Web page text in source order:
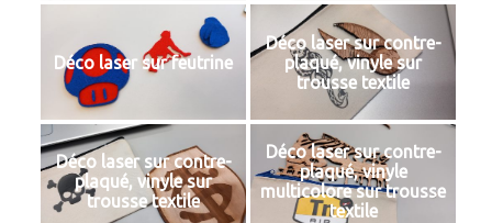
Déco laser sur feutrine
Déco laser sur contre-
plaqué, vinyle sur
trousse textile
Déco laser sur contre-
plaqué, vinyle sur
trousse textile
Déco laser sur contre-
plaqué, vinyle
multicolore sur trousse
textile